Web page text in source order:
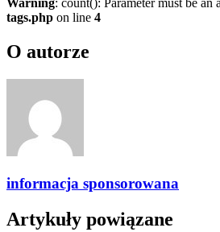
Warning: count(): Parameter must be
tags.php on line 4
O autorze
informacja sponsorowana
Artykuły powiązane